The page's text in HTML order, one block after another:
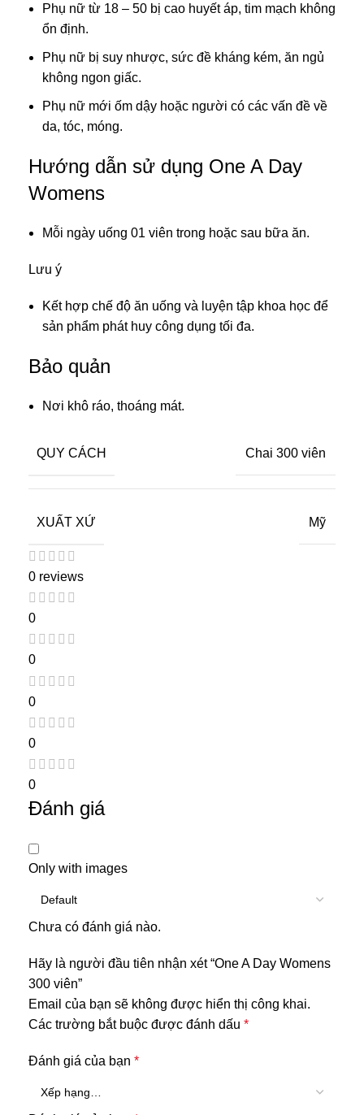
Phụ nữ từ 18 – 50 bị cao huyết áp, tim mạch không
ổn định.
Phụ nữ bị suy nhược, sức đề kháng kém, ăn ngủ
không ngon giấc.
Phụ nữ mới ốm dậy hoặc người có các vấn đề về
da, tóc, móng.
Hướng dẫn sử dụng One A Day
Womens
Mỗi ngày uống 01 viên trong hoặc sau bữa ăn.
Lưu ý
Kết hợp chế độ ăn uống và luyện tập khoa học để
sản phẩm phát huy công dụng tối đa.
Bảo quản
Nơi khô ráo, thoáng mát.
QUY CÁCH Chai 300 viên
XUẤT XỨ Mỹ
0 reviews
0
0
0
0
0
Đánh giá
Only with images
Chưa có đánh giá nào.
Hãy là người đầu tiên nhận xét “One A Day Womens
300 viên”
Email của bạn sẽ không được hiển thị công khai.
Các trường bắt buộc được đánh dấu *
Đánh giá của bạn *